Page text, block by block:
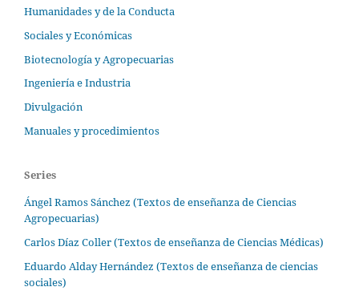
Humanidades y de la Conducta
Sociales y Económicas
Biotecnología y Agropecuarias
Ingeniería e Industria
Divulgación
Manuales y procedimientos
Series
Ángel Ramos Sánchez (Textos de enseñanza de Ciencias
Agropecuarias)
Carlos Díaz Coller (Textos de enseñanza de Ciencias Médicas)
Eduardo Alday Hernández (Textos de enseñanza de ciencias
sociales)